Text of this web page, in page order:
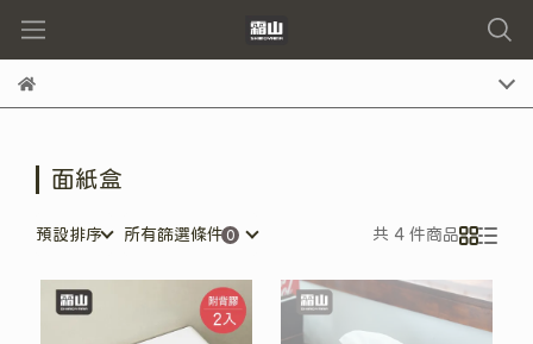
面紙盒
預設排序 所有篩選條件 共 4 件商品